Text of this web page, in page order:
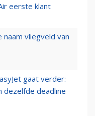
eerste klant
vliegveld van
gaat verder:
dezelfde deadline